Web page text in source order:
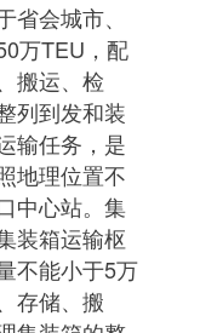
会城市、
万TEU，配
搬运、检
列到发和装
输任务，是
地理位置不
中心站。集
装箱运输枢
不能小于5万
存储、搬